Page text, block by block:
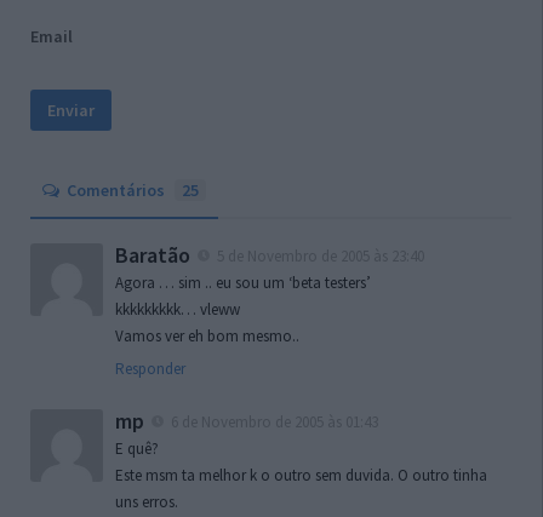
Email
Comentários 25
Baratão
Agora … sim .. eu sou um ‘beta testers’
kkkkkkkkk… vleww
Vamos ver eh bom mesmo..
Responder
mp
E quê?
Este msm ta melhor k o outro sem duvida. O outro tinha
uns erros.